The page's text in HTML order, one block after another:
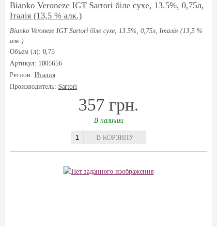
Bianko Veroneze IGT Sartori біле сухе, 13.5%, 0,75л,
Італія (13,5 % алк.)
Bianko Veroneze IGT Sartori біле сухе, 13.5%, 0,75л, Італія (13,5 %
алк.)
Объем (л): 0,75
Артикул: 1005656
Регион: Италия
Производитель: Sartori
357 грн.
В наличии
В КОРЗИНУ